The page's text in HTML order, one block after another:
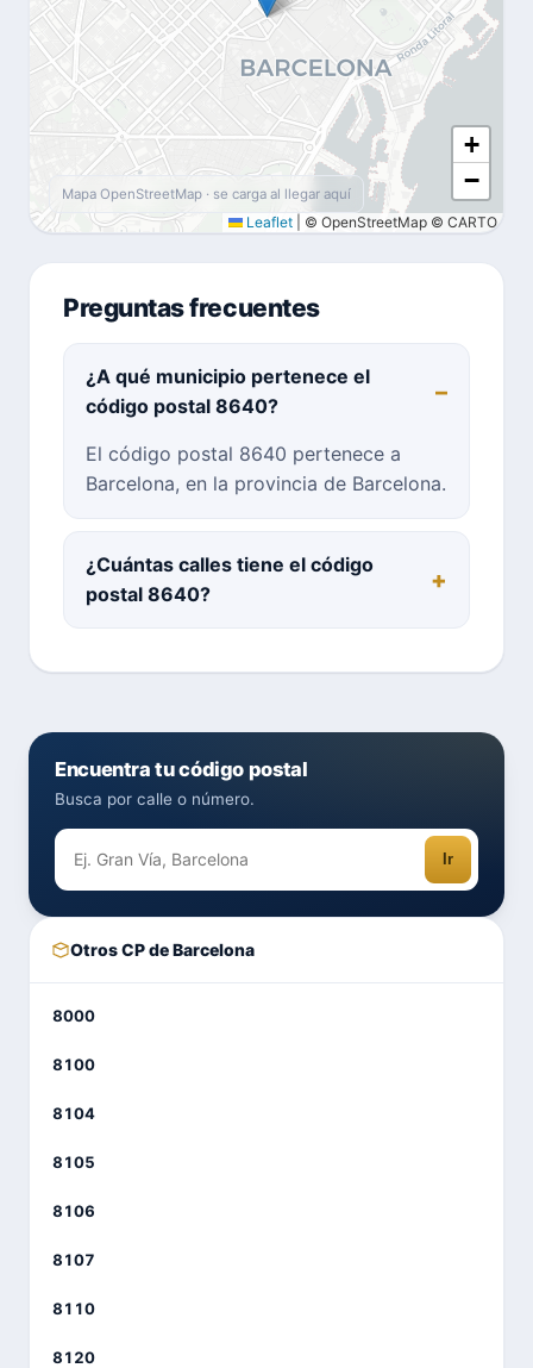
+
−
Leaflet © OpenStreetMap © CARTO
Mapa OpenStreetMap · se carga al llegar aquí
Preguntas frecuentes
¿A qué municipio pertenece el
código postal 8640?
El código postal 8640 pertenece a
Barcelona, en la provincia de Barcelona.
¿Cuántas calles tiene el código
postal 8640?
Encuentra tu código postal
Busca por calle o número.
Ir
Otros CP de Barcelona
8000
8100
8104
8105
8106
8107
8110
8120